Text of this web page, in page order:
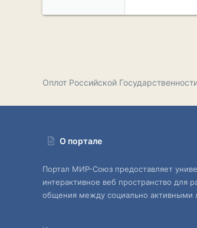
Оплот Российской
О портале
Портал МИР-Союз предоставляет
интерактивное веб пространство для
общения между социально активными